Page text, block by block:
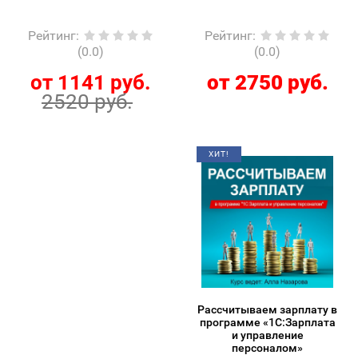
Рейтинг:
(0.0)
от 1141 руб.
2520 руб.
Рейтинг:
(0.0)
от 2750 руб.
ХИТ!
Рассчитываем зарплату в
программе «1С:Зарплата
и управление
персоналом»